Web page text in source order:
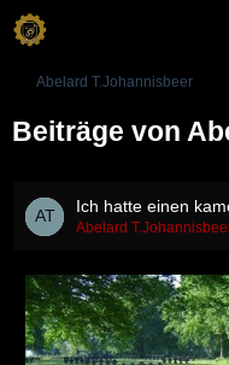
Abelard T.Johannisbeer
Beiträge von
Ich hatte einen
Abelard